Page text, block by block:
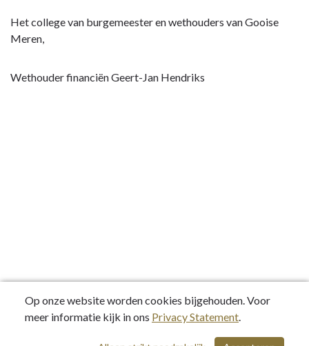
Het college van burgemeester en wethouders van Gooise
Meren,
Wethouder financiën Geert-Jan Hendriks
Op onze website worden cookies bijgehouden. Voor
meer informatie kijk in ons Privacy Statement.